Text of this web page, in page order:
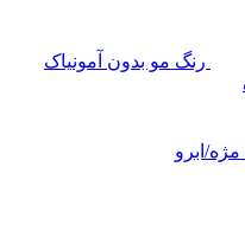
رنگ مو بدون آمونیاک
ابرو